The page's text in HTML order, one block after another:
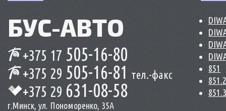
БУС-АВТО
+375 17 505-16-80
+375 29 505-16-81 тел.-факс
+375 29 631-08-58
г.Минск, ул. Пономоренко, 35А
851